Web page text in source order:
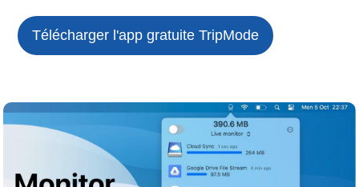
Télécharger l'app gratuiteTripMode